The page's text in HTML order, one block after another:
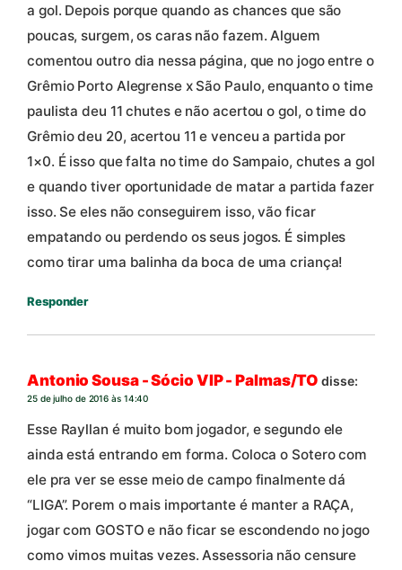
a gol. Depois porque quando as chances que são
poucas, surgem, os caras não fazem. Alguem
comentou outro dia nessa página, que no jogo entre o
Grêmio Porto Alegrense x São Paulo, enquanto o time
paulista deu 11 chutes e não acertou o gol, o time do
Grêmio deu 20, acertou 11 e venceu a partida por
1×0. É isso que falta no time do Sampaio, chutes a gol
e quando tiver oportunidade de matar a partida fazer
isso. Se eles não conseguirem isso, vão ficar
empatando ou perdendo os seus jogos. É simples
como tirar uma balinha da boca de uma criança!
Responder
Antonio Sousa - Sócio VIP - Palmas/TO disse:
25 de julho de 2016 às 14:40
Esse Rayllan é muito bom jogador, e segundo ele
ainda está entrando em forma. Coloca o Sotero com
ele pra ver se esse meio de campo finalmente dá
“LIGA”. Porem o mais importante é manter a RAÇA,
jogar com GOSTO e não ficar se escondendo no jogo
como vimos muitas vezes. Assessoria não censure